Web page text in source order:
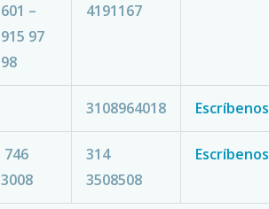
601 –
915 97
98
4191167
3108964018 Escríbenos
746
3008
314
3508508
Escríbenos